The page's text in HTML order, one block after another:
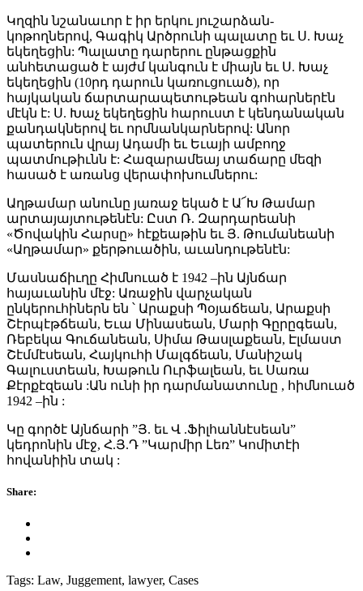
Կղզին նշանաւոր է իր երկու յուշարձան-
կոթողներով, Գագիկ Արծրունի պալատը եւ Ս. Խաչ
եկեղեցին: Պալատը դարերու ընթացքին
անհետացած է այժմ կանգուն է միայն եւ Ս. Խաչ
եկեղեցին (10րդ դարուն կառուցուած), որ
հայկական ճարտարապետութեան գոհարներէն
մէկն է: Ս. Խաչ եկեղեցին հարուստ է կենդանական
քանդակներով եւ որմնանկարներով: Անոր
պատերուն վրայ Ադամի եւ Եւայի ամբողջ
պատմութիւնն է: Հազարամեայ տաճարը մեզի
հասած է առանց վերափոխումներու:
Աղթամար անունը յառաջ եկած է Ա՜Խ Թամար
արտայայտութենէն: Ըստ Ռ. Զարդարեանի
«Ծովակին Հարսը» հէքեաթին եւ Յ. Թումանեանի
«Աղթամար» քերթուածին, աւանդութենէն:
Մասնաճիւղը Հիմնուած է 1942 –ին Այնճար
հայաւանին մէջ: Առաջին վարչական
ընկերուհիներն են ՝ Արաքսի Պօյաճեան, Արաքսի
Շէրպէթճեան, Եւա Մինասեան, Մարի Գըրըգեան,
Ռեբեկա Գուճանեան, Սիմա Թասլաքեան, Էլմաստ
Շէմմէսեան, Հայկուհի Մալգճեան, Մանիշակ
Գալուստեան, Խաթուն Ուրֆալեան, եւ Սառա
Քէրքէզեան :Ան ունի իր դարմանատունը , հիմնուած
1942 –ին :
Կը գործէ Այնճարի ”Յ. եւ Վ .Ֆիլհաննէսեան”
կեդրոնին մէջ, Հ.Յ.Դ ”Կարմիր Լեռ” Կոմիտէի
հովանիին տակ :
Share:
Tags: Law, Juggement, lawyer, Cases